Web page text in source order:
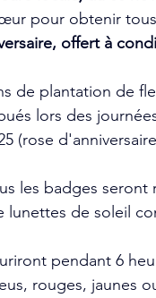
pour obtenir
offert à
de plantation de
lors des
(rose
les badges seront
lunettes de soleil
pendant 6
rouges, jaunes